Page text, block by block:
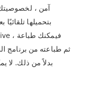
آمن ،
بدلاً من ذلك.